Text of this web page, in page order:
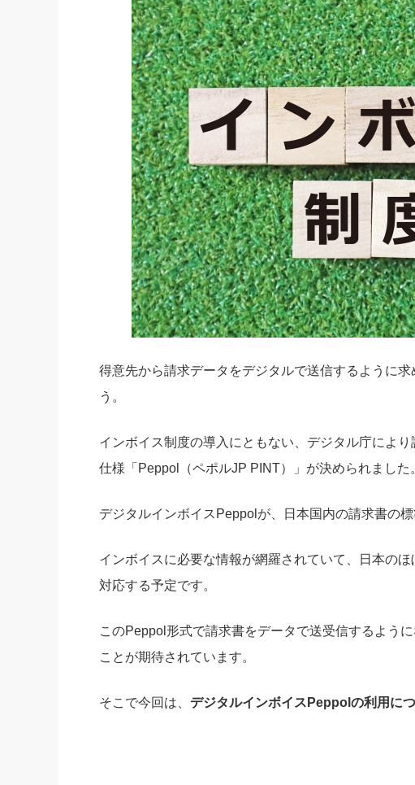
得意先から請求データをデジタルで送信するように
う。
インボイス制度の導入にともない、デジタル庁によ
仕様「Peppol（ペポルJP PINT）」が決められました
デジタルインボイスPeppolが、日本国内の請求書の
インボイスに必要な情報が網羅されていて、日本の
対応する予定です。
このPeppol形式で請求書をデータで送受信するよう
ことが期待されています。
そこで今回は、 デジタルインボイスPeppolの利用に